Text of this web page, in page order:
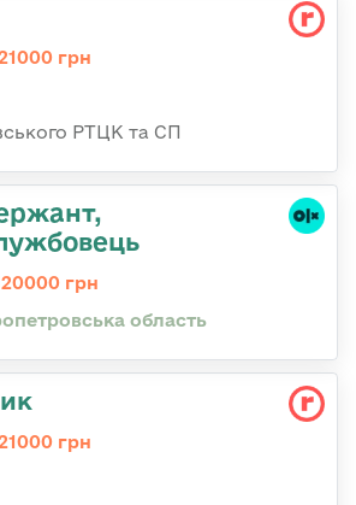
грн
РТЦК та СП
грн
область
грн